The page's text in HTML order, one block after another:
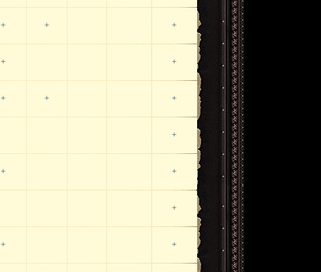
+ + +
+ +
+ + +
+
+ +
+
+ +